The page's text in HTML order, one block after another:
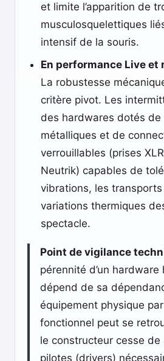
et limite l’apparition de
musculosquelettiques
intensif de la souris.
En performance Live et
La robustesse
critère pivot. Les
des hardwares dotés de
métalliques et de
verrouillables (prises
Neutrik) capables de
vibrations, les
variations thermiques
spectacle.
Point de vigilance
pérennité d’un
dépend de sa
équipement physique
fonctionnel peut se
le constructeur cesse de
pilotes (drivers)